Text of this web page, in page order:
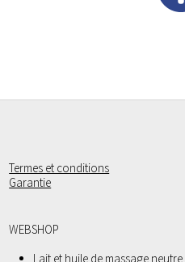
Termes et conditions
Garantie
WEBSHOP
Lait et huile de massage neutre